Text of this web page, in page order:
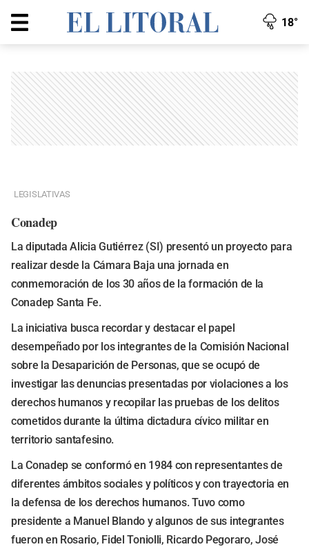
18°
LEGISLATIVAS
Conadep
La diputada Alicia Gutiérrez (SI) presentó un proyecto para
realizar desde la Cámara Baja una jornada en
conmemoración de los 30 años de la formación de la
Conadep Santa Fe.
La iniciativa busca recordar y destacar el papel
desempeñado por los integrantes de la Comisión Nacional
sobre la Desaparición de Personas, que se ocupó de
investigar las denuncias presentadas por violaciones a los
derechos humanos y recopilar las pruebas de los delitos
cometidos durante la última dictadura cívico militar en
territorio santafesino.
La Conadep se conformó en 1984 con representantes de
diferentes ámbitos sociales y políticos y con trayectoria en
la defensa de los derechos humanos. Tuvo como
presidente a Manuel Blando y algunos de sus integrantes
fueron en Rosario, Fidel Toniolli, Ricardo Pegoraro, José